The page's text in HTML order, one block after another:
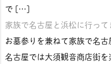
で […]
家族で名古屋と浜松に行って
お墓参りを兼ねて家族で名古
名古屋では大須観音商店街